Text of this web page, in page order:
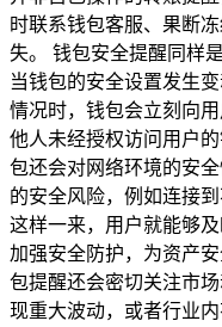
时联系钱包客服、果断
失。 钱包安全提醒同样
当钱包的安全设置发生
情况时，钱包会立刻向
他人未经授权访问用户
包还会对网络环境的安
的安全风险，例如连接
这样一来，用户就能够
加强安全防护，为资产
包提醒还会密切关注市
现重大波动，或者行业